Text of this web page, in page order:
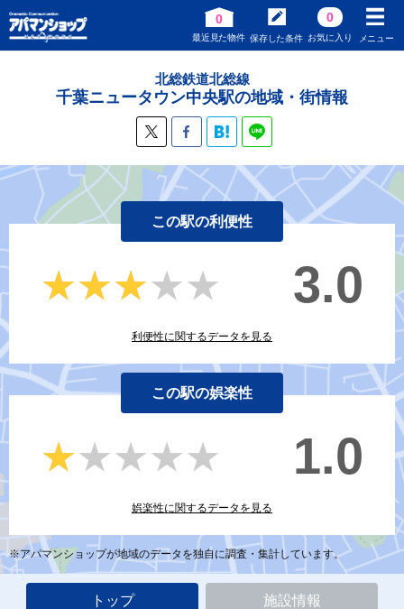
0
最近見た物件 保存した条件
0
お気に入り メニュー
北総鉄道北総線
千葉ニュータウン中央駅の地域・街情報
この駅の利便性
★★★★★
★★★★★ 3.0
利便性に関するデータを見る
この駅の娯楽性
★★★★★
★★★★★ 1.0
娯楽性に関するデータを見る
※アパマンショップが地域のデータを独自に調査・集計しています。
トップ 施設情報